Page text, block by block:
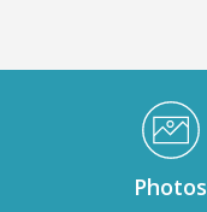
Médiathèque Footer
Photos